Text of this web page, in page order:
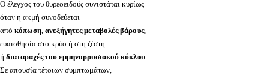
Ο έλεγχος του θυρεοειδούς συνιστάται κυρίως
όταν η ακμή συνοδεύεται
από κόπωση, ανεξήγητες μεταβολές βάρους,
ευαισθησία στο κρύο ή στη ζέστη
ή διαταραχές του εμμηνορρυσιακού κύκλου.
Σε απουσία τέτοιων συμπτωμάτων,